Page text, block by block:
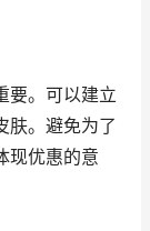
要。可以建立
肤。避免为了
现优惠的意